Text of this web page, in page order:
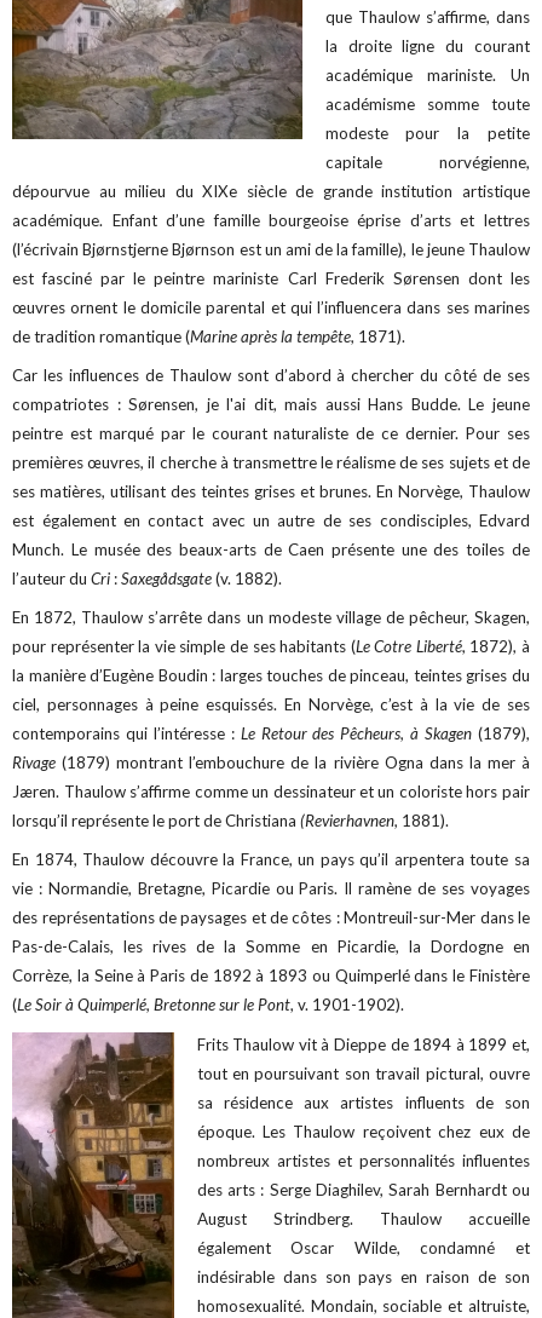
que Thaulow s’affirme, dans
la droite ligne du courant
académique mariniste. Un
académisme somme toute
modeste pour la petite
capitale norvégienne,
dépourvue au milieu du XIXe siècle de grande institution artistique
académique. Enfant d’une famille bourgeoise éprise d’arts et lettres
(l’écrivain Bjørnstjerne Bjørnson est un ami de la famille), le jeune Thaulow
est fasciné par le peintre mariniste Carl Frederik Sørensen dont les
œuvres ornent le domicile parental et qui l’influencera dans ses marines
de tradition romantique (Marine après la tempête, 1871).
Car les influences de Thaulow sont d’abord à chercher du côté de ses
compatriotes : Sørensen, je l'ai dit, mais aussi Hans Budde. Le jeune
peintre est marqué par le courant naturaliste de ce dernier. Pour ses
premières œuvres, il cherche à transmettre le réalisme de ses sujets et de
ses matières, utilisant des teintes grises et brunes. En Norvège, Thaulow
est également en contact avec un autre de ses condisciples, Edvard
Munch. Le musée des beaux-arts de Caen présente une des toiles de
l’auteur duCri :Saxegådsgate(v. 1882).
En 1872, Thaulow s’arrête dans un modeste village de pêcheur, Skagen,
pour représenter la vie simple de ses habitants (Le Cotre Liberté, 1872), à
la manière d’Eugène Boudin : larges touches de pinceau, teintes grises du
ciel, personnages à peine esquissés. En Norvège, c’est à la vie de ses
contemporains qui l’intéresse : Le Retour des Pêcheurs, à Skagen (1879),
Rivage (1879) montrant l’embouchure de la rivière Ogna dans la mer à
Jæren. Thaulow s’affirme comme un dessinateur et un coloriste hors pair
lorsqu’il représente le port de Christiana(Revierhavnen, 1881).
En 1874, Thaulow découvre la France, un pays qu’il arpentera toute sa
vie : Normandie, Bretagne, Picardie ou Paris. Il ramène de ses voyages
des représentations de paysages et de côtes : Montreuil-sur-Mer dans le
Pas-de-Calais, les rives de la Somme en Picardie, la Dordogne en
Corrèze, la Seine à Paris de 1892 à 1893 ou Quimperlé dans le Finistère
(Le Soir à Quimperlé, Bretonne sur le Pont, v. 1901-1902).
Frits Thaulow vit à Dieppe de 1894 à 1899 et,
tout en poursuivant son travail pictural, ouvre
sa résidence aux artistes influents de son
époque. Les Thaulow reçoivent chez eux de
nombreux artistes et personnalités influentes
des arts : Serge Diaghilev, Sarah Bernhardt ou
August Strindberg. Thaulow accueille
également Oscar Wilde, condamné et
indésirable dans son pays en raison de son
homosexualité. Mondain, sociable et altruiste,